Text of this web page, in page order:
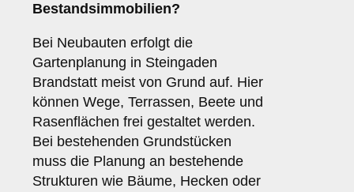
Bestandsimmobilien?
Bei Neubauten erfolgt die
Gartenplanung in Steingaden
Brandstatt meist von Grund auf. Hier
können Wege, Terrassen, Beete und
Rasenflächen frei gestaltet werden.
Bei bestehenden Grundstücken
muss die Planung an bestehende
Strukturen wie Bäume, Hecken oder